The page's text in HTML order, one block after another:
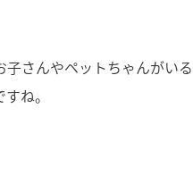
子さんやペットちゃんがい
ね。